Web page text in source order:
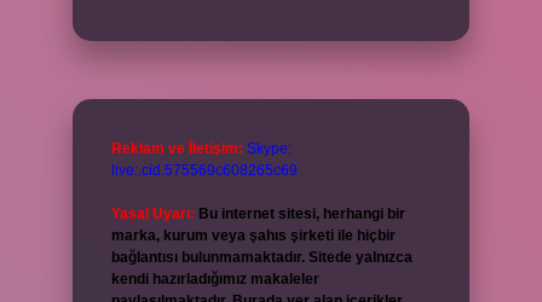
Reklam ve İletişim: Skype:
live:.cid.575569c608265c69
Yasal Uyarı: Bu internet sitesi, herhangi bir
marka, kurum veya şahıs şirketi ile hiçbir
bağlantısı bulunmamaktadır. Sitede yalnızca
kendi hazırladığımız makaleler